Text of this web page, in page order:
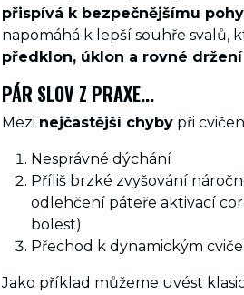
přispívá k bezpečnějšímu
napomáhá k lepší souhře svalů,
předklon, úklon a rovné držení
PÁR SLOV Z PRAXE...
Mezi nejčastější chybypři
Nesprávné dýchání
Příliš brzké zvyšování
odlehčení páteře aktivací
bolest)
Přechod k dynamickým
Jako příklad můžeme uvést